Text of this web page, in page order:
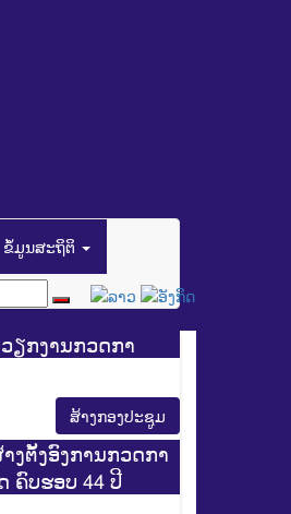
ຂໍ້ມູນສະຖິຕິ
ຽກງານກວດກາ
ສ້າງກອງປະຊູມ
ງຕັ້ງອົງການກວດກາ
ຄົບຮອບ 44 ປີ